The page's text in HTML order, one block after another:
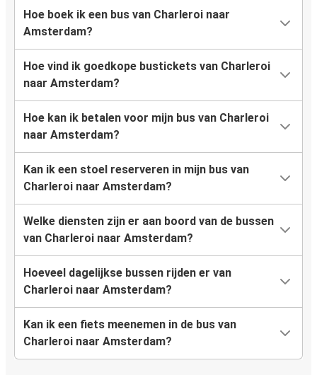
Hoe boek ik een bus van Charleroi naar
Amsterdam?
Hoe vind ik goedkope bustickets van Charleroi
naar Amsterdam?
Hoe kan ik betalen voor mijn bus van Charleroi
naar Amsterdam?
Kan ik een stoel reserveren in mijn bus van
Charleroi naar Amsterdam?
Welke diensten zijn er aan boord van de bussen
van Charleroi naar Amsterdam?
Hoeveel dagelijkse bussen rijden er van
Charleroi naar Amsterdam?
Kan ik een fiets meenemen in de bus van
Charleroi naar Amsterdam?